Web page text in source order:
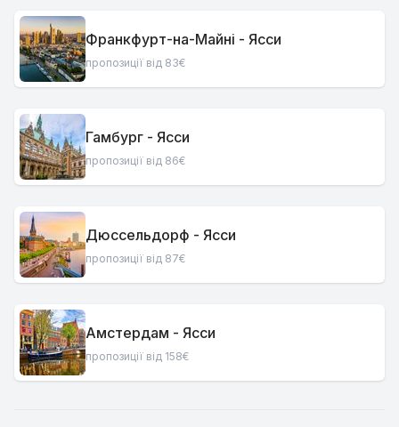
Франкфурт-на-Майні - Ясси
пропозиції від 83€
Гамбург - Ясси
пропозиції від 86€
Дюссельдорф - Ясси
пропозиції від 87€
Амстердам - Ясси
пропозиції від 158€